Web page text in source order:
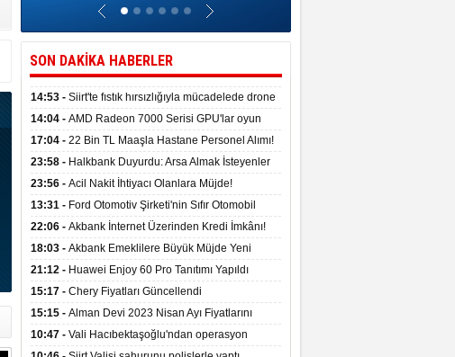
SON DAKİKA HABERLER
14:53 - Siirt'te fıstık hırsızlığıyla mücadelede drone
kullanıldı
14:04 - AMD Radeon 7000 Serisi GPU'lar oyun
dünyasında fırtınalar estirdi
17:04 - 22 Bin TL Maaşla Hastane Personel Alımı!
KPSS Şartı, Mülakat Yok! İş Arayanlar İçin…
23:58 - Halkbank Duyurdu: Arsa Almak İsteyenler
Acele Edin!
23:56 - Acil Nakit İhtiyacı Olanlara Müjde!
Bankaların Kredi Faiz Oranları Açıklandı! Uzun
Vadeyle Düşük Faizle Ödeme İmkânı!
13:31 - Ford Otomotiv Şirketi'nin Sıfır Otomobil
Kampanyasıyla Avantajlı Fiyatlar ve Takas İmkânı!
22:06 - Akbank İnternet Üzerinden Kredi İmkânı!
18:03 - Akbank Emeklilere Büyük Müjde Yeni
Avantajlar Sizi Bekliyor!
21:12 - Huawei Enjoy 60 Pro Tanıtımı Yapıldı
15:17 - Chery Fiyatları Güncellendi
15:15 - Alman Devi 2023 Nisan Ayı Fiyatlarını
Açıkladı
10:47 - Vali Hacıbektaşoğlu'ndan operasyon